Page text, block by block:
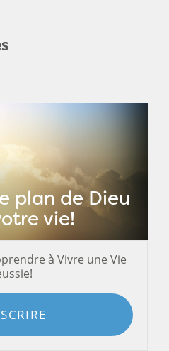
plan de Dieu
vie!
à Vivre une Vie